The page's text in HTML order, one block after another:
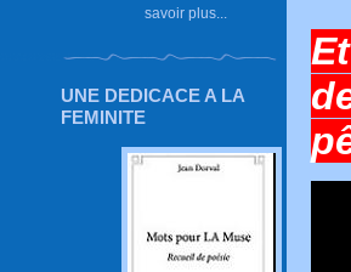
savoir plus...
UNE DEDICACE A LA
FEMINITE